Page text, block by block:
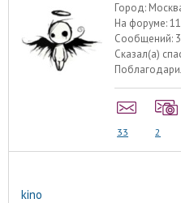
Город:
На форуме:
Сообщений:
Сказал(а)
33 2
kino